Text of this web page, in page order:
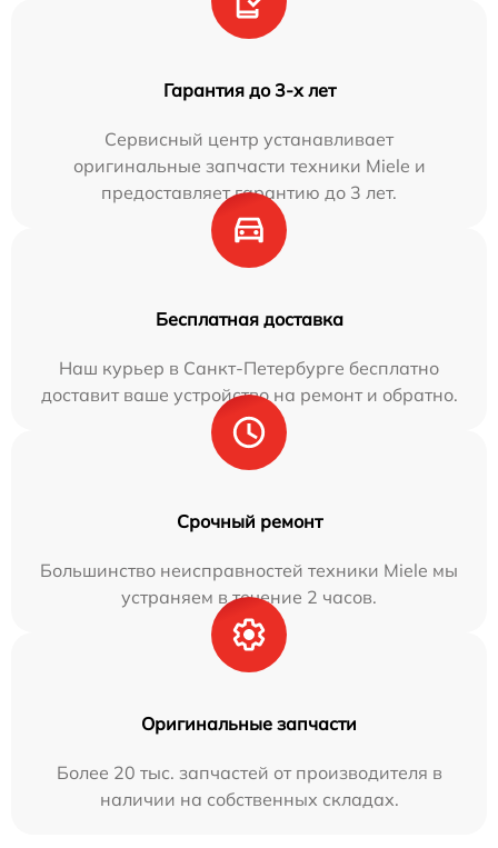
Гарантия до 3-х лет
Сервисный центр устанавливает
оригинальные запчасти техники Miele и
предоставляет гарантию до 3 лет.
Бесплатная доставка
Наш курьер в Санкт-Петербурге бесплатно
доставит ваше устройство на ремонт и обратно.
Срочный ремонт
Большинство неисправностей техники Miele мы
устраняем в течение 2 часов.
Оригинальные запчасти
Более 20 тыс. запчастей от производителя в
наличии на собственных складах.